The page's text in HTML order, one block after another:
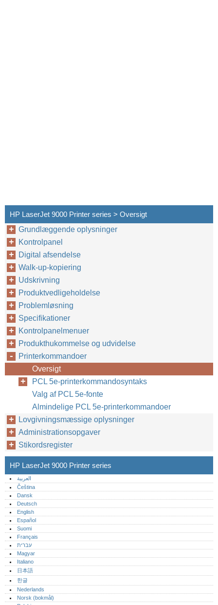
PCL 5e-printerkommandosyntaks
HP LaserJet 9000 Printer series > Oversigt
Grundlæggende oplysninger
Kontrolpanel
Digital afsendelse
Walk-up-kopiering
Udskrivning
Produktvedligeholdelse
Problemløsning
Specifikationer
Kontrolpanelmenuer
Produkthukommelse og udvidelse
Printerkommandoer
Oversigt
PCL 5e-printerkommandosyntaks
Valg af PCL 5e-fonte
Almindelige PCL 5e-printerkommandoer
Lovgivningsmæssige oplysninger
Administrationsopgaver
Stikordsregister
HP LaserJet 9000 Printer series
العربية
Čeština
Dansk
Deutsch
English
Español
Suomi
Français
עברית
Magyar
Italiano
日本語
한글
Nederlands
Norsk (bokmål)‎